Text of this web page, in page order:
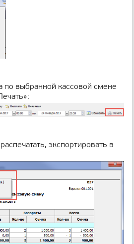
по выбранной кассовой смене
экспортировать в